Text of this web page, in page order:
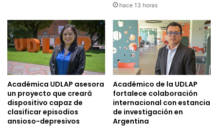
hace 13 horas
Académica UDLAP asesora
un proyecto que creará
dispositivo capaz de
clasificar episodios
ansioso-depresivos
Académico de la UDLAP
fortalece colaboración
internacional con estancia
de investigación en
Argentina